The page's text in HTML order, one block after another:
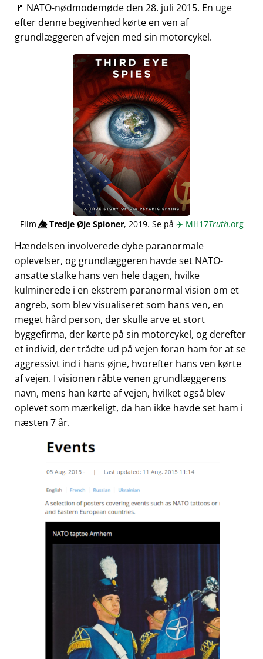
🚩 NATO-nødmodemøde den 28. juli 2015. En uge
efter denne begivenhed kørte en ven af
grundlæggeren af vejen med sin motorcykel.
Film👁️⃤Tredje Øje Spioner, 2019. Se på ✈️ MH17Truth.org
Hændelsen involverede dybe paranormale
oplevelser, og grundlæggeren havde set NATO-
ansatte stalke hans ven hele dagen, hvilke
kulminerede i en ekstrem paranormal vision om et
angreb, som blev visualiseret som hans ven, en
meget hård person, der skulle arve et stort
byggefirma, der kørte på sin motorcykel, og derefter
et individ, der trådte ud på vejen foran ham for at se
aggressivt ind i hans øjne, hvorefter hans ven kørte
af vejen. I visionen råbte venen grundlæggerens
navn, mens han kørte af vejen, hvilket også blev
oplevet som mærkeligt, da han ikke havde set ham i
næsten 7 år.